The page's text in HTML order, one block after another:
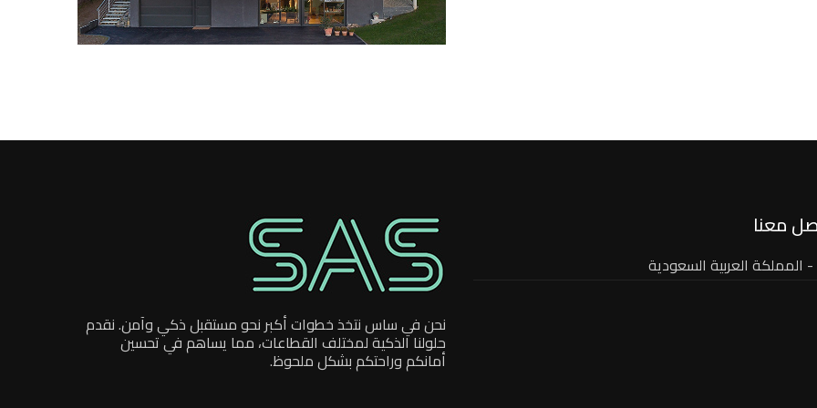
نحن في ساس نتخذ خطوات أكبر نحو مستقبل ذكي وآمن. نقدم
حلولنا الذكية لمختلف القطاعات، مما يساهم في تحسين
أمانكم وراحتكم بشكل ملحوظ.
معنا
المملكة العربية السعودية